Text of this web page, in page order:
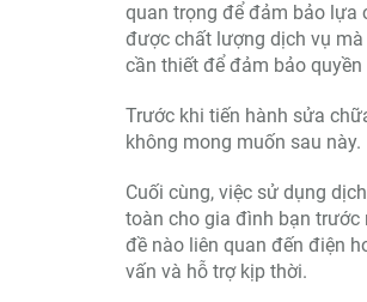
quan trọng để đảm bảo lựa
được chất lượng dịch vụ
cần thiết để đảm bảo
Trước khi tiến hành sửa
không mong muốn sau này.
Cuối cùng, việc sử dụng
toàn cho gia đình bạn trước
đề nào liên quan đến điện
vấn và hỗ trợ kịp thời.